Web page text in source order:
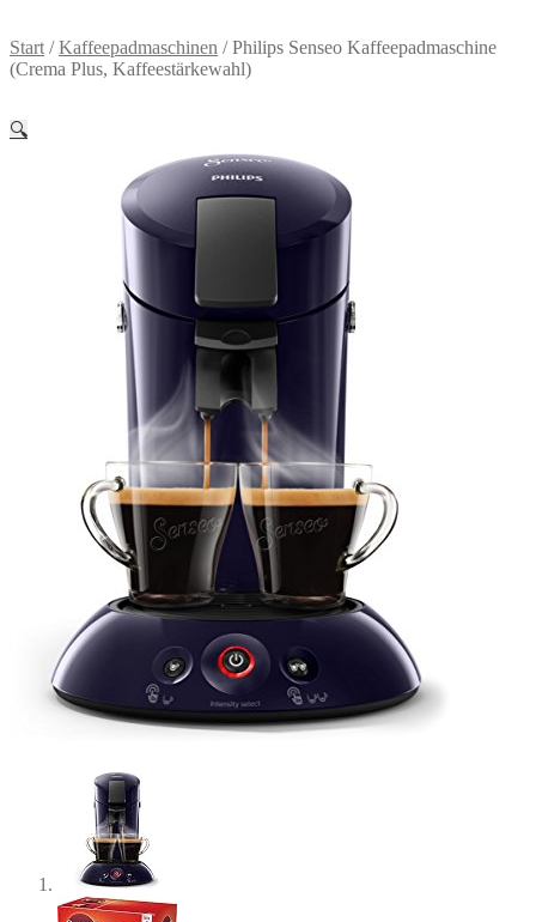
Start /Kaffeepadmaschinen /Philips Senseo Kaffeepadmaschine
(Crema Plus, Kaffeestärkewahl)
🔍